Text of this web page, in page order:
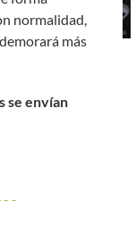
normalidad,
más
se envían